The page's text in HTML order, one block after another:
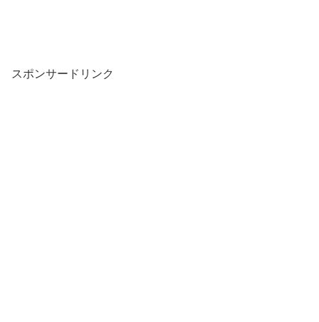
スポンサードリンク